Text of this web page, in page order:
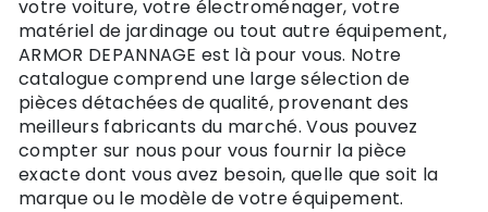
votre voiture, votre électroménager, votre
matériel de jardinage ou tout autre équipement,
ARMOR DEPANNAGE est là pour vous. Notre
catalogue comprend une large sélection de
pièces détachées de qualité, provenant des
meilleurs fabricants du marché. Vous pouvez
compter sur nous pour vous fournir la pièce
exacte dont vous avez besoin, quelle que soit la
marque ou le modèle de votre équipement.